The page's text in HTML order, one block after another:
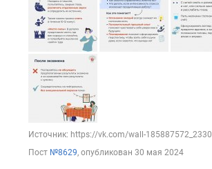
Источник: https://vk.com/wall-185887572_2330
Пост №8629, опубликован 30 мая 2024